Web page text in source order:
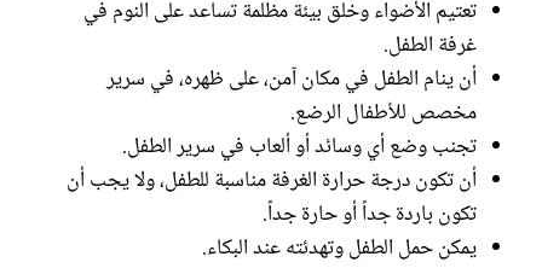
تعتيم الأضواء وخلق بيئة مظلمة تساعد على النوم في
غرفة الطفل.
أن ينام الطفل في مكان آمن، على ظهره، في سرير
مخصص للأطفال الرضع.
تجنب وضع أي وسائد أو ألعاب في سرير الطفل.
أن تكون درجة حرارة الغرفة مناسبة للطفل، ولا يجب أن
تكون باردة جداً أو حارة جداً.
يمكن حمل الطفل وتهدئته عند البكاء.